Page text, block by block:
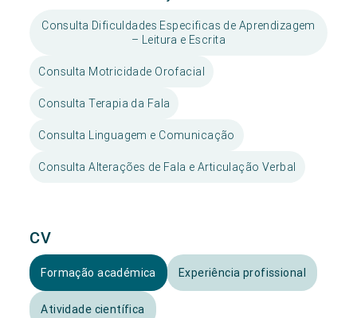
Consulta Dificuldades Especificas de Aprendizagem
– Leitura e Escrita
Consulta Motricidade Orofacial
Consulta Terapia da Fala
Consulta Linguagem e Comunicação
Consulta Alterações de Fala e Articulação Verbal
CV
Formação académica Experiência profissional
Atividade científica